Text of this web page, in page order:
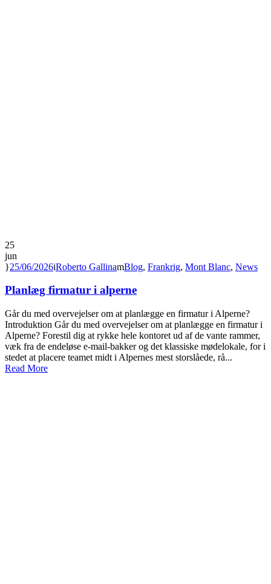
25
jun
25/06/2026 Roberto Gallina Blog, Frankrig, Mont Blanc, News
Planlæg firmatur i alperne
Går du med overvejelser om at planlægge en firmatur i Alperne?
Introduktion Går du med overvejelser om at planlægge en firmatur i
Alperne? Forestil dig at rykke hele kontoret ud af de vante rammer,
væk fra de endeløse e-mail-bakker og det klassiske mødelokale, for i
stedet at placere teamet midt i Alpernes mest storslåede, rå...
Read More